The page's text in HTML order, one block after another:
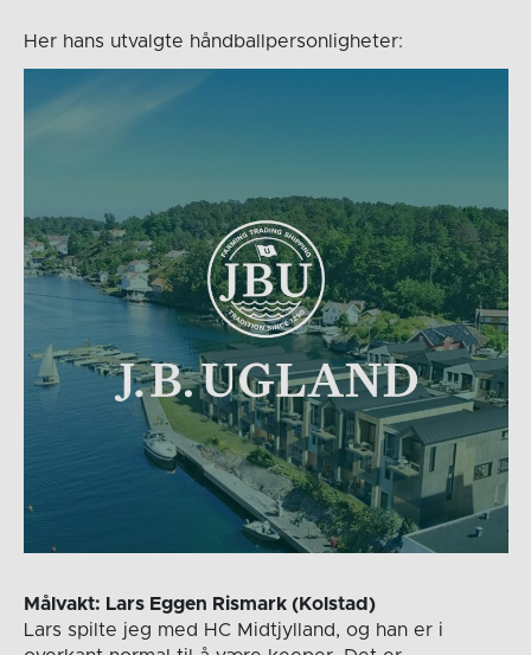
Her hans utvalgte håndballpersonligheter:
Målvakt: Lars Eggen Rismark (Kolstad)
Lars spilte jeg med HC Midtjylland, og han er i